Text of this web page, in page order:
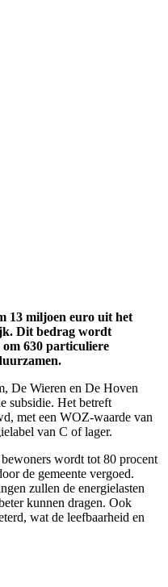
13 miljoen euro uit het
Dit bedrag wordt
630 particuliere
De Wieren en De Hoven
subsidie. Het betreft
met een WOZ-waarde van
van C of lager.
wordt tot 80 procent
de gemeente vergoed.
zullen de energielasten
kunnen dragen. Ook
wat de leefbaarheid en